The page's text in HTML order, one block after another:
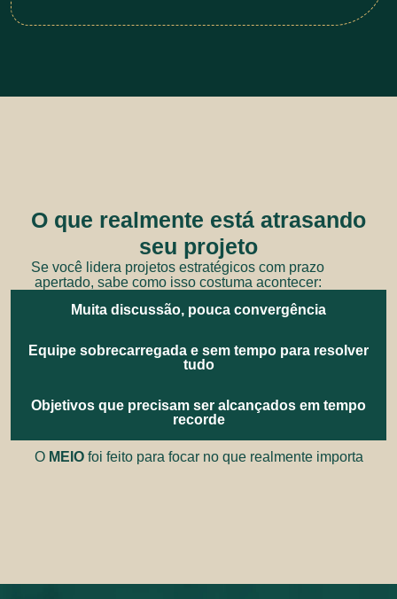
O que realmente está atrasando
seu projeto
Se você lidera projetos estratégicos com prazo
apertado, sabe como isso costuma acontecer:
Muita discussão, pouca convergência
Equipe sobrecarregada e sem tempo para resolver
tudo
Objetivos que precisam ser alcançados em tempo
recorde
O MEIOfoi feito para focar no que realmente importa